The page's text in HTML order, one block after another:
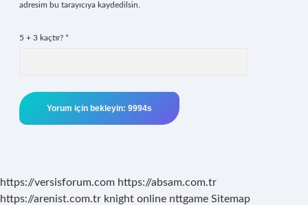
adresim bu tarayıcıya kaydedilsin.
5 + 3 kaçtır? *
https://versisforum.com https://absam.com.tr
https://arenist.com.tr knight online nttgame Sitemap